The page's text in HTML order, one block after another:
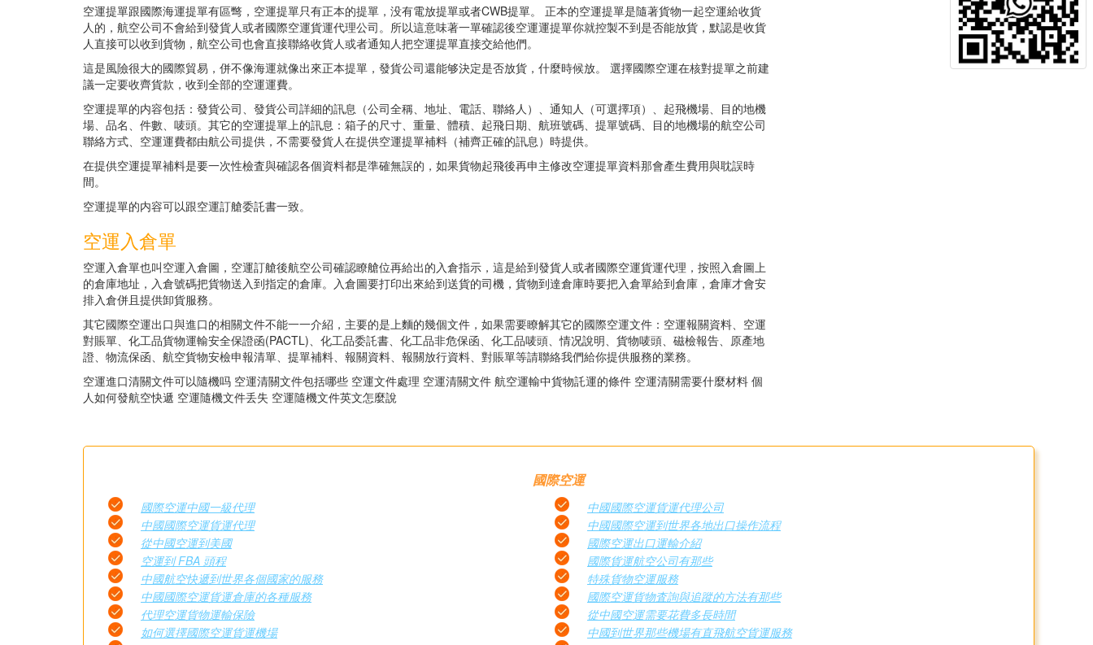
空運提單跟國際海運提單有區彆，空運提單只有正本的提單，没有電放提單或者CWB提單。 正本的空運提單是隨著貨物一起空運給收貨
人的，航空公司不會給到發貨人或者國際空運貨運代理公司。所以這意味著一單確認後空運運提單你就控製不到是否能放貨，默認是收貨
人直接可以收到貨物，航空公司也會直接聯絡收貨人或者通知人把空運提單直接交給他們。
這是風險很大的國際貿易，併不像海運就像出來正本提單，發貨公司還能够決定是否放貨，什麼時候放。 選擇國際空運在核對提單之前建
議一定要收齊貨款，收到全部的空運運費。
空運提單的内容包括：發貨公司、發貨公司詳細的訊息（公司全稱、地址、電話、聯絡人）、通知人（可選擇項）、起飛機場、目的地機
場、品名、件數、唛頭。其它的空運提單上的訊息：箱子的尺寸、重量、體積、起飛日期、航班號碼、提單號碼、目的地機場的航空公司
聯絡方式、空運運費都由航公司提供，不需要發貨人在提供空運提單補料（補齊正確的訊息）時提供。
在提供空運提單補料是要一次性檢査與確認各個資料都是準確無誤的，如果貨物起飛後再申主修改空運提單資料那會產生費用與耽誤時
間。
空運提單的内容可以跟空運訂艙委託書一致。
空運入倉單
空運入倉單也叫空運入倉圖，空運訂艙後航空公司確認瞭艙位再給出的入倉指示，這是給到發貨人或者國際空運貨運代理，按照入倉圖上
的倉庫地址，入倉號碼把貨物送入到指定的倉庫。入倉圖要打印出來給到送貨的司機，貨物到達倉庫時要把入倉單給到倉庫，倉庫才會安
排入倉併且提供卸貨服務。
其它國際空運出口與進口的相關文件不能一一介紹，主要的是上麵的幾個文件，如果需要瞭解其它的國際空運文件：空運報關資料、空運
對賬單、化工品貨物運輸安全保證函(PACTL)、化工品委託書、化工品非危保函、化工品唛頭、情况說明、貨物唛頭、磁檢報告、原產地
證、物流保函、航空貨物安檢申報清單、提單補料、報關資料、報關放行資料、對賬單等請聯絡我們給你提供服務的業務。
空運進口清關文件可以隨機吗 空運清關文件包括哪些 空運文件處理 空運清關文件 航空運輸中貨物託運的條件 空運清關需要什麼材料 個
人如何發航空快遞 空運隨機文件丢失 空運隨機文件英文怎麼說
國際空運
國際空運中國一級代理
中國國際空運貨運代理公司
中國國際空運貨運代理
中國國際空運到世界各地出口操作流程
從中國空運到美國
國際空運出口運輸介紹
空運到 FBA 頭程
國際貨運航空公司有那些
中國航空快遞到世界各個國家的服務
特殊貨物空運服務
中國國際空運貨運倉庫的各種服務
國際空運貨物査詢與追蹤的方法有那些
代理空運貨物運輸保險
從中國空運需要花費多長時間
如何選擇國際空運貨運機場
中國到世界那些機場有直飛航空貨運服務